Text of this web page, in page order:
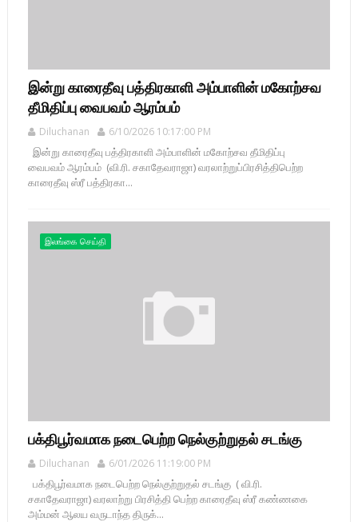
இன்று காரைதீவு பத்திரகாளி அம்பாளின் மகோற்சவ
தீமிதிப்பு வைபவம் ஆரம்பம்
Diluchanan 6/10/2026 10:17:00 PM
இன்று காரைதீவு பத்திரகாளி அம்பாளின் மகோற்சவ தீமிதிப்பு
வைபவம் ஆரம்பம் (வி.ரி. சகாதேவராஜா) வரலாற்றுப்பிரசித்திபெற்ற
காரைதீவு ஸ்ரீ பத்திரகா...
இலங்கை செய்தி
பக்திபூர்வமாக நடைபெற்ற நெல்குற்றுதல் சடங்கு
Diluchanan 6/01/2026 11:19:00 PM
பக்திபூர்வமாக நடைபெற்ற நெல்குற்றுதல் சடங்கு ( வி.ரி.
சகாதேவராஜா) வரலாற்று பிரசித்தி பெற்ற காரைதீவு ஸ்ரீ கண்ணகை
அம்மன் ஆலய வருடாந்த திருக்...